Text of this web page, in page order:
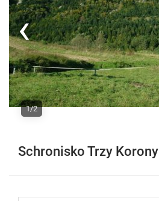
1/2
Schronisko Trzy Korony